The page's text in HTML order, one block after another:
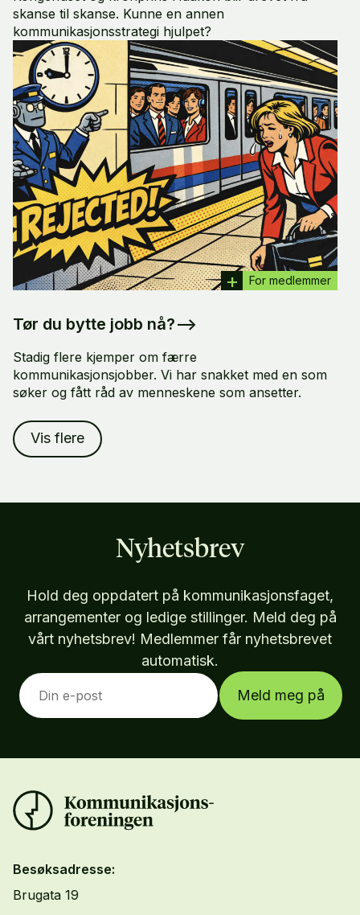
skanse til skanse. Kunne en annen
kommunikasjonsstrategi hjulpet?
For medlemmer
Tør du bytte jobb nå?–>
Stadig flere kjemper om færre
kommunikasjonsjobber. Vi har snakket med en som
søker og fått råd av menneskene som ansetter.
Vis flere
Nyhetsbrev
Hold deg oppdatert på kommunikasjonsfaget,
arrangementer og ledige stillinger. Meld deg på
vårt nyhetsbrev! Medlemmer får nyhetsbrevet
automatisk.
Meld meg på
Besøksadresse:
Brugata 19